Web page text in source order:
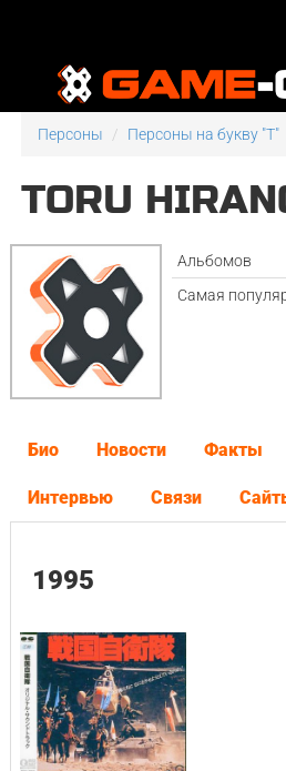
Персоны Персоны на букву "T"
TORU
Альбомов
Самая
Био Новости Факты
Интервью Связи
1995